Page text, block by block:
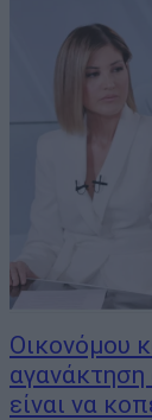
Οικονόμου
είναι να